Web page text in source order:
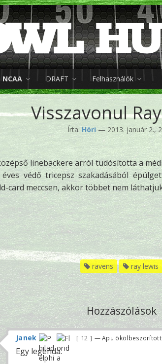
NCAA DRAFT Felhasználók
Visszavonul
Írta:Höri — 2013. január 2.,
linebackere arról tudósította a
védő tricepsz szakadásából
card meccsen, akkor többet nem
ravens ray lewis
Hozzászólások
Janek 12 — Apu ökölbeszorított
Egy legenda.